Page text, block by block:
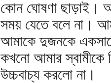
কোন ঘোষণা ছাড়াই।
সময় যেতে বলে না।
আমাকে দুজনকে
কখনো আমার স্বামীকে
উচ্চবাচ্য করলো না।